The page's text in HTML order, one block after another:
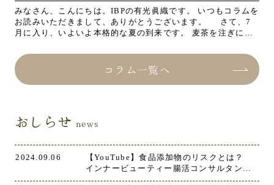
と環境を守る～
みなさん、こんにちは。IBPの有光眞織です。 いつもコラムを
お読みいただきまして、ありがとうございます。 さて、7
月に入り、いよいよ本格的な夏の到来です。 麦茶を注ぎに、
コラム一覧へ
おしらせ news
2024.09.06
【YouTube】食品添加物のリスクとは？
インナービューティー腸活コンサルタント
セミナーから分かること ダイジェスト版